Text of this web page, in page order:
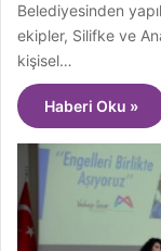
Belediyesinden
ekipler, Silifke ve
kişisel…
Haberi Oku »